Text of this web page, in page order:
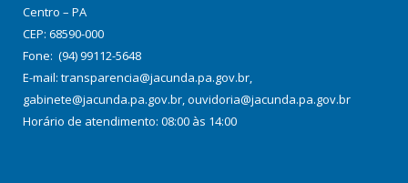
Centro – PA
CEP: 68590-000
Fone: (94) 99112-5648
E-mail: transparencia@jacunda.pa.gov.br,
gabinete@jacunda.pa.gov.br, ouvidoria@jacunda.pa.gov.br
Horário de atendimento: 08:00 às 14:00